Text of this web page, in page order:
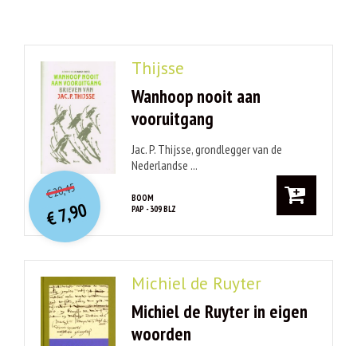
Thijsse
Wanhoop nooit aan
vooruitgang
Jac. P. Thijsse, grondlegger van de
Nederlandse ...
BOOM
PAP - 309 BLZ
€20,45O
orspr
onkelijke
prijs
was:
€ 20,45.
€7,90
Huidige
prijs
is:
€ 7,90.
Michiel de Ruyter
Michiel de Ruyter in eigen
woorden